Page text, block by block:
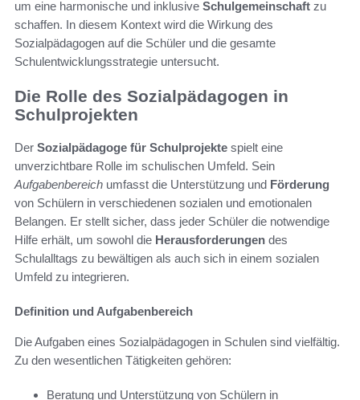
um eine harmonische und inklusive Schulgemeinschaft zu
schaffen. In diesem Kontext wird die Wirkung des
Sozialpädagogen auf die Schüler und die gesamte
Schulentwicklungsstrategie untersucht.
Die Rolle des Sozialpädagogen in
Schulprojekten
Der Sozialpädagoge für Schulprojekte spielt eine
unverzichtbare Rolle im schulischen Umfeld. Sein
Aufgabenbereich umfasst die Unterstützung und Förderung
von Schülern in verschiedenen sozialen und emotionalen
Belangen. Er stellt sicher, dass jeder Schüler die notwendige
Hilfe erhält, um sowohl die Herausforderungen des
Schulalltags zu bewältigen als auch sich in einem sozialen
Umfeld zu integrieren.
Definition und Aufgabenbereich
Die Aufgaben eines Sozialpädagogen in Schulen sind vielfältig.
Zu den wesentlichen Tätigkeiten gehören:
Beratung und Unterstützung von Schülern in